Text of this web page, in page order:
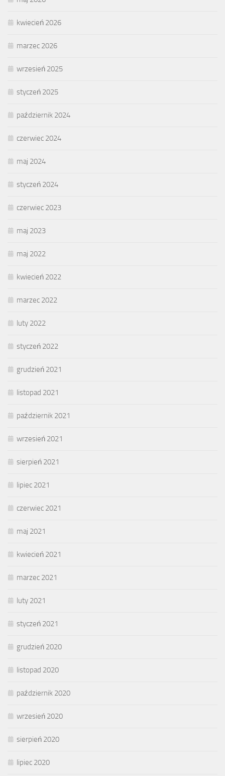
kwiecień 2026
marzec 2026
wrzesień 2025
styczeń 2025
październik 2024
czerwiec 2024
maj 2024
styczeń 2024
czerwiec 2023
maj 2023
maj 2022
kwiecień 2022
marzec 2022
luty 2022
styczeń 2022
grudzień 2021
listopad 2021
październik 2021
wrzesień 2021
sierpień 2021
lipiec 2021
czerwiec 2021
maj 2021
kwiecień 2021
marzec 2021
luty 2021
styczeń 2021
grudzień 2020
listopad 2020
październik 2020
wrzesień 2020
sierpień 2020
lipiec 2020